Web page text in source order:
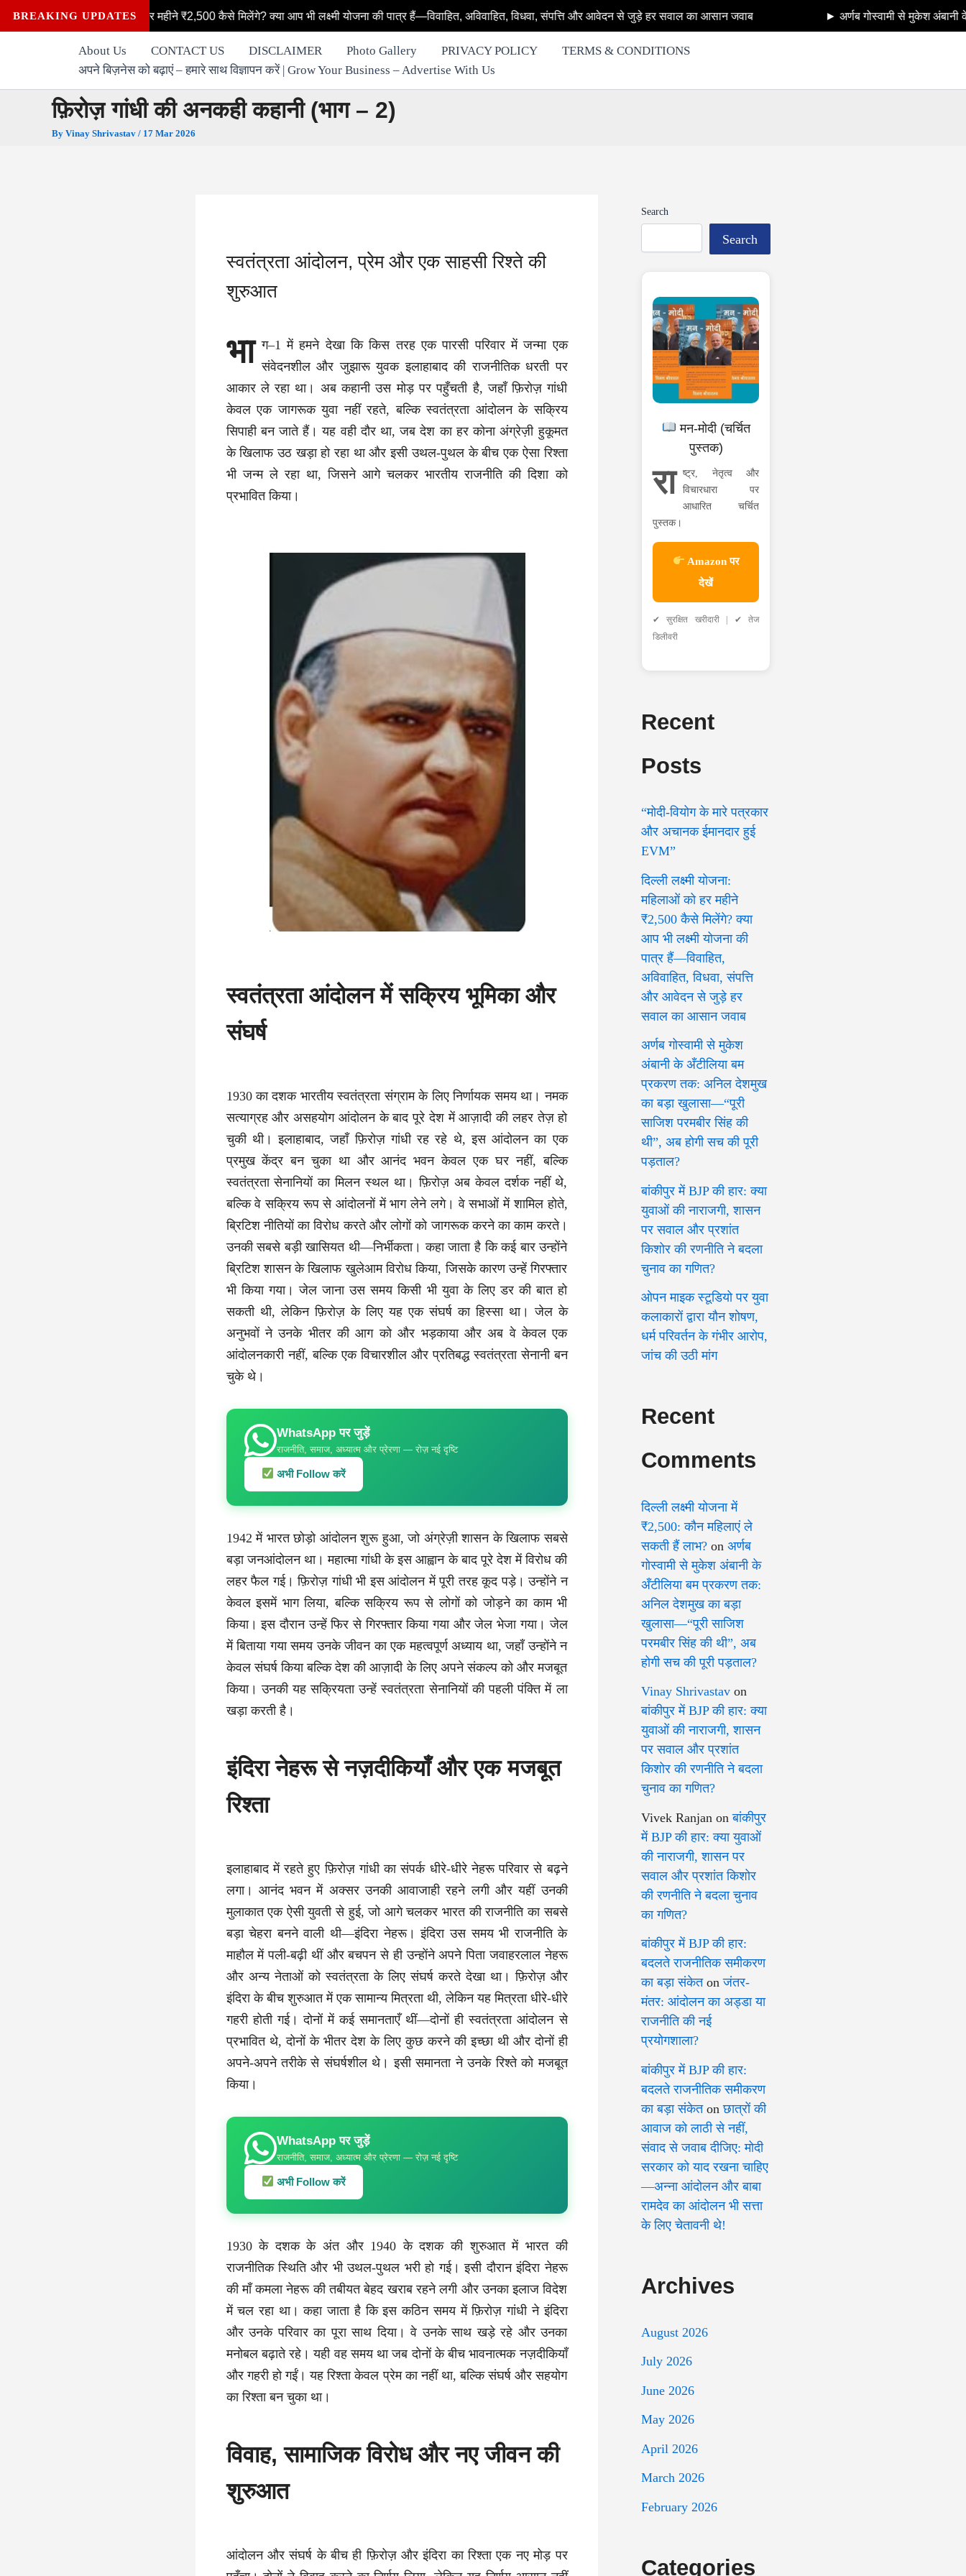
Skip
to
BREAKING UPDATES
महिलाओं को हर महीने ₹2,500 कैसे मिलेंगे? क्या आप भी लक्ष्मी योजना की पात्र हैं—विवाहित, अविवाहित, विधवा, संपत्ति और आवेदन से जुड़े हर सवाल का आसान जवाब ► अर्णब गोस्वामी से मुकेश अंबानी के अँटीलिया बम
About Us CONTACT US DISCLAIMER Photo Gallery PRIVACY POLICY
TERMS & CONDITIONS
अपने बिज़नेस को बढ़ाएं – हमारे साथ विज्ञापन करें | Grow Your Business – Advertise With Us
फ़िरोज़ गांधी की अनकही कहानी (भाग – 2)
By Vinay Shrivastav / 17 Mar 2026
स्वतंत्रता आंदोलन, प्रेम और एक साहसी रिश्ते की
शुरुआत
भा ग–1 में हमने देखा कि किस तरह एक पारसी परिवार में जन्मा एक
संवेदनशील और जुझारू युवक इलाहाबाद की राजनीतिक धरती पर
आकार ले रहा था। अब कहानी उस मोड़ पर पहुँचती है, जहाँ फ़िरोज़ गांधी
केवल एक जागरूक युवा नहीं रहते, बल्कि स्वतंत्रता आंदोलन के सक्रिय
सिपाही बन जाते हैं। यह वही दौर था, जब देश का हर कोना अंग्रेज़ी हुकूमत
के खिलाफ उठ खड़ा हो रहा था और इसी उथल-पुथल के बीच एक ऐसा रिश्ता
भी जन्म ले रहा था, जिसने आगे चलकर भारतीय राजनीति की दिशा को
प्रभावित किया।
स्वतंत्रता आंदोलन में सक्रिय भूमिका और
संघर्ष
1930 का दशक भारतीय स्वतंत्रता संग्राम के लिए निर्णायक समय था। नमक
सत्याग्रह और असहयोग आंदोलन के बाद पूरे देश में आज़ादी की लहर तेज़ हो
चुकी थी। इलाहाबाद, जहाँ फ़िरोज़ गांधी रह रहे थे, इस आंदोलन का एक
प्रमुख केंद्र बन चुका था और आनंद भवन केवल एक घर नहीं, बल्कि
स्वतंत्रता सेनानियों का मिलन स्थल था। फ़िरोज़ अब केवल दर्शक नहीं थे,
बल्कि वे सक्रिय रूप से आंदोलनों में भाग लेने लगे। वे सभाओं में शामिल होते,
ब्रिटिश नीतियों का विरोध करते और लोगों को जागरूक करने का काम करते।
उनकी सबसे बड़ी खासियत थी—निर्भीकता। कहा जाता है कि कई बार उन्होंने
ब्रिटिश शासन के खिलाफ खुलेआम विरोध किया, जिसके कारण उन्हें गिरफ्तार
भी किया गया। जेल जाना उस समय किसी भी युवा के लिए डर की बात हो
सकती थी, लेकिन फ़िरोज़ के लिए यह एक संघर्ष का हिस्सा था। जेल के
अनुभवों ने उनके भीतर की आग को और भड़काया और अब वे केवल एक
आंदोलनकारी नहीं, बल्कि एक विचारशील और प्रतिबद्ध स्वतंत्रता सेनानी बन
चुके थे।
WhatsApp पर जुड़ें
राजनीति, समाज, अध्यात्म और प्रेरणा — रोज़ नई दृष्टि
अभी Follow करें
1942 में भारत छोड़ो आंदोलन शुरू हुआ, जो अंग्रेज़ी शासन के खिलाफ सबसे
बड़ा जनआंदोलन था। महात्मा गांधी के इस आह्वान के बाद पूरे देश में विरोध की
लहर फैल गई। फ़िरोज़ गांधी भी इस आंदोलन में पूरी तरह कूद पड़े। उन्होंने न
केवल इसमें भाग लिया, बल्कि सक्रिय रूप से लोगों को जोड़ने का काम भी
किया। इस दौरान उन्हें फिर से गिरफ्तार किया गया और जेल भेजा गया। जेल
में बिताया गया समय उनके जीवन का एक महत्वपूर्ण अध्याय था, जहाँ उन्होंने न
केवल संघर्ष किया बल्कि देश की आज़ादी के लिए अपने संकल्प को और मजबूत
किया। उनकी यह सक्रियता उन्हें स्वतंत्रता सेनानियों की पहली पंक्ति में ला
खड़ा करती है।
इंदिरा नेहरू से नज़दीकियाँ और एक मजबूत
रिश्ता
इलाहाबाद में रहते हुए फ़िरोज़ गांधी का संपर्क धीरे-धीरे नेहरू परिवार से बढ़ने
लगा। आनंद भवन में अक्सर उनकी आवाजाही रहने लगी और यहीं उनकी
मुलाकात एक ऐसी युवती से हुई, जो आगे चलकर भारत की राजनीति का सबसे
बड़ा चेहरा बनने वाली थी—इंदिरा नेहरू। इंदिरा उस समय भी राजनीति के
माहौल में पली-बढ़ी थीं और बचपन से ही उन्होंने अपने पिता जवाहरलाल नेहरू
और अन्य नेताओं को स्वतंत्रता के लिए संघर्ष करते देखा था। फ़िरोज़ और
इंदिरा के बीच शुरुआत में एक सामान्य मित्रता थी, लेकिन यह मित्रता धीरे-धीरे
गहरी होती गई। दोनों में कई समानताएँ थीं—दोनों ही स्वतंत्रता आंदोलन से
प्रभावित थे, दोनों के भीतर देश के लिए कुछ करने की इच्छा थी और दोनों ही
अपने-अपने तरीके से संघर्षशील थे। इसी समानता ने उनके रिश्ते को मजबूत
किया।
WhatsApp पर जुड़ें
राजनीति, समाज, अध्यात्म और प्रेरणा — रोज़ नई दृष्टि
अभी Follow करें
1930 के दशक के अंत और 1940 के दशक की शुरुआत में भारत की
राजनीतिक स्थिति और भी उथल-पुथल भरी हो गई। इसी दौरान इंदिरा नेहरू
की माँ कमला नेहरू की तबीयत बेहद खराब रहने लगी और उनका इलाज विदेश
में चल रहा था। कहा जाता है कि इस कठिन समय में फ़िरोज़ गांधी ने इंदिरा
और उनके परिवार का पूरा साथ दिया। वे उनके साथ खड़े रहे और उनका
मनोबल बढ़ाते रहे। यही वह समय था जब दोनों के बीच भावनात्मक नज़दीकियाँ
और गहरी हो गईं। यह रिश्ता केवल प्रेम का नहीं था, बल्कि संघर्ष और सहयोग
का रिश्ता बन चुका था।
विवाह, सामाजिक विरोध और नए जीवन की
शुरुआत
आंदोलन और संघर्ष के बीच ही फ़िरोज़ और इंदिरा का रिश्ता एक नए मोड़ पर
Search
Search
मन-मोदी (चर्चित
पुस्तक)
रा
ष्ट्र, नेतृत्व और
विचारधारा पर
आधारित चर्चित
पुस्तक।
Amazon पर
देखें
✔ सुरक्षित खरीदारी | ✔ तेज
डिलीवरी
Recent
Posts
“मोदी-वियोग के मारे पत्रकार
और अचानक ईमानदार हुई
EVM”
दिल्ली लक्ष्मी योजना:
महिलाओं को हर महीने
₹2,500 कैसे मिलेंगे? क्या
आप भी लक्ष्मी योजना की
पात्र हैं—विवाहित,
अविवाहित, विधवा, संपत्ति
और आवेदन से जुड़े हर
सवाल का आसान जवाब
अर्णब गोस्वामी से मुकेश
अंबानी के अँटीलिया बम
प्रकरण तक: अनिल देशमुख
का बड़ा खुलासा—“पूरी
साजिश परमबीर सिंह की
थी”, अब होगी सच की पूरी
पड़ताल?
बांकीपुर में BJP की हार: क्या
युवाओं की नाराजगी, शासन
पर सवाल और प्रशांत
किशोर की रणनीति ने बदला
चुनाव का गणित?
ओपन माइक स्टूडियो पर युवा
कलाकारों द्वारा यौन शोषण,
धर्म परिवर्तन के गंभीर आरोप,
जांच की उठी मांग
Recent
Comments
दिल्ली लक्ष्मी योजना में
₹2,500: कौन महिलाएं ले
सकती हैं लाभ? on अर्णब
गोस्वामी से मुकेश अंबानी के
अँटीलिया बम प्रकरण तक:
अनिल देशमुख का बड़ा
खुलासा—“पूरी साजिश
परमबीर सिंह की थी”, अब
होगी सच की पूरी पड़ताल?
Vinay Shrivastav on
बांकीपुर में BJP की हार: क्या
युवाओं की नाराजगी, शासन
पर सवाल और प्रशांत
किशोर की रणनीति ने बदला
चुनाव का गणित?
Vivek Ranjan onबांकीपुर
में BJP की हार: क्या युवाओं
की नाराजगी, शासन पर
सवाल और प्रशांत किशोर
की रणनीति ने बदला चुनाव
का गणित?
बांकीपुर में BJP की हार:
बदलते राजनीतिक समीकरण
का बड़ा संकेतonजंतर-
मंतर: आंदोलन का अड्डा या
राजनीति की नई
प्रयोगशाला?
बांकीपुर में BJP की हार:
बदलते राजनीतिक समीकरण
का बड़ा संकेतonछात्रों की
आवाज को लाठी से नहीं,
संवाद से जवाब दीजिए: मोदी
सरकार को याद रखना चाहिए
—अन्ना आंदोलन और बाबा
रामदेव का आंदोलन भी सत्ता
के लिए चेतावनी थे!
Archives
August 2026
July 2026
June 2026
May 2026
April 2026
March 2026
February 2026
Categories